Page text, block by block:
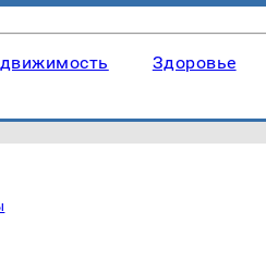
Здоровье